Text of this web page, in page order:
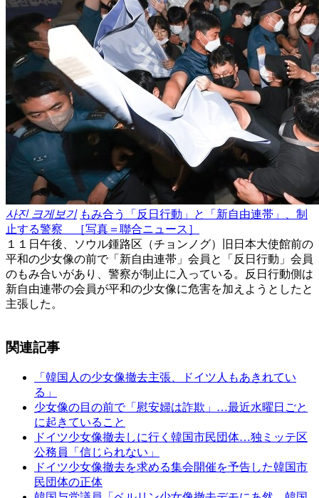
사진 크게보기 もみ合う「反日行動」と「新自由連帯」、制
止する警察 ［写真＝聯合ニュース］
１１日午後、ソウル鍾路区（チョンノグ）旧日本大使館前の
平和の少女像の前で「新自由連帯」会員と「反日行動」会員
のもみ合いがあり、警察が制止に入っている。反日行動側は
新自由連帯の会員が平和の少女像に危害を加えようとしたと
主張した。
関連記事
「韓国人の少女像撤去主張、ドイツ人もあきれてい
る」
少女像の目の前で「慰安婦は詐欺」…最近水曜日ごと
に起きていること
ドイツ少女像撤去しに行く韓国市民団体…独ミッテ区
公務員「信じられない」
ドイツ少女像撤去を求める集会開催を予告した韓国市
民団体の正体